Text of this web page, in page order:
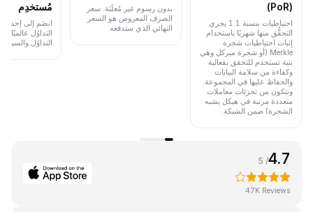
(PoR)
احتياطيات بنسبة 1:1 يجري
التحقُّق منها شهريًا باستخدام
إثبات احتياطيات شجرة
Merkle (أو شجرة ميركل وهي
بنية تستخدم للتحقق بفعالية
وكفاءة من سلامة البيانات
والحفاظ عليها في المجموعة.
وتتكون من تجزئات معاملات
متعددة مرتبة في هيكل يشبه
الشجرة) ضمن الشبكة.
بدون رسوم غير مُعلَنَة. سعر
الصرف المعروض هو السعر
النهائي الذي ستدفعه.
مُستخدِم
انضَم إلى إحدى
التداوُل
التداوُل والسيولة.
4.7
/ 5
47K Reviews